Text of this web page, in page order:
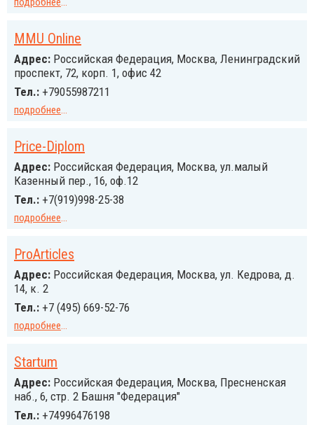
MMU Online
Адрес: Российcкая Федерация, Москва, Ленинградский
проспект, 72, корп. 1, офис 42
Тел.: +79055987211
подробнее...
Price-Diplom
Адрес: Российcкая Федерация, Москва, ул.малый
Казенный пер., 16, оф.12
Тел.: +7(919)998-25-38
подробнее...
ProArticles
Адрес: Российcкая Федерация, Москва, ул. Кедрова, д.
14, к. 2
Тел.: +7 (495) 669-52-76
подробнее...
Startum
Адрес: Российcкая Федерация, Москва, Пресненская
наб., 6, стр. 2 Башня "Федерация"
Тел.: +74996476198